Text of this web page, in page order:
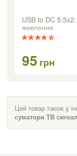
USB to DC
живлення
95 грн
Цей товар також у
суматори ТВ